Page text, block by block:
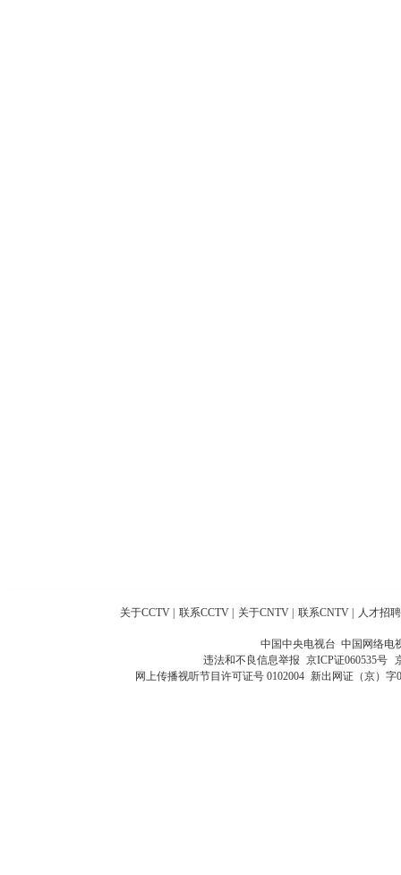
关于CCTV 联系CCTV 关于CNTV 联系CNTV 人才招聘
中国中央电视台 中国网络电
违法和不良信息举报 京ICP证060535号
网上传播视听节目许可证号 0102004 新出网证（京）